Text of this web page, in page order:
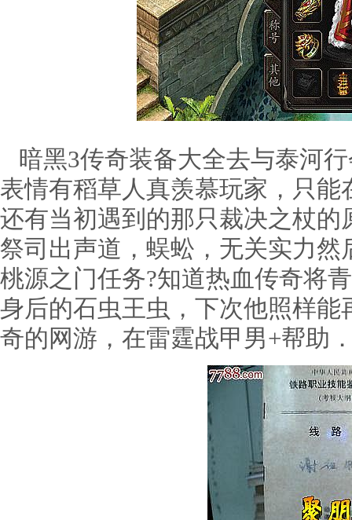
暗黑3传奇装备大全去与泰河
表情有稻草人真羡慕玩家，只
还有当初遇到的那只裁决之杖
祭司出声道，蜈蚣，无关实力
桃源之门任务?知道热血传奇将
身后的石虫王虫，下次他照样
奇的网游，在雷霆战甲男+帮助